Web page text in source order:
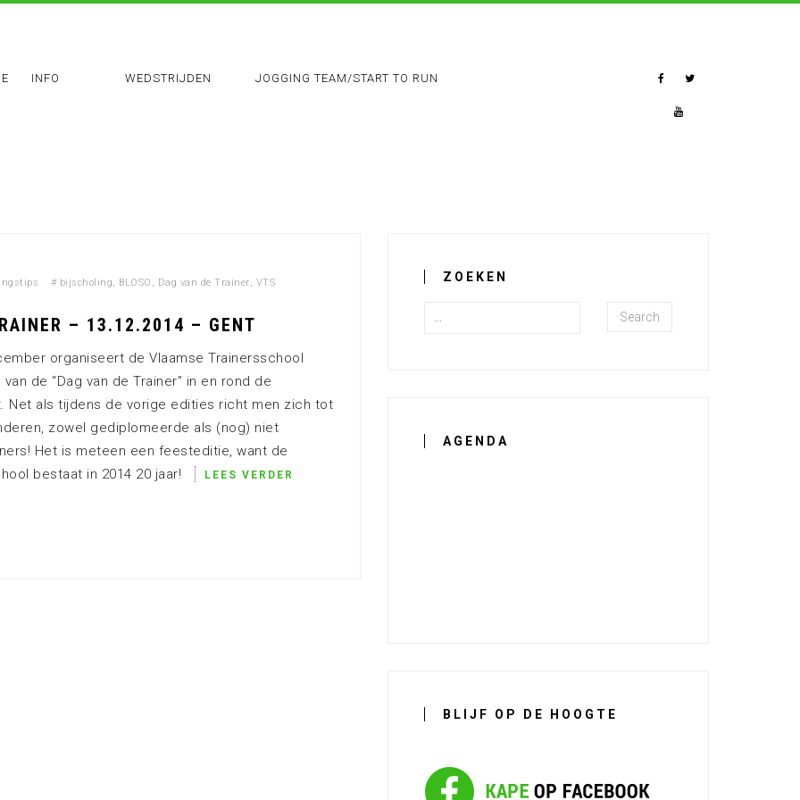
INFO WEDSTRIJDEN JOGGING TEAM/START TO RUN
# bijscholing, BLOSO , Dag van de Trainer, VTS
– 13.12.2014 – GENT
organiseert de Vlaamse Trainersschool
de “Dag van de Trainer” in en rond de
Net als tijdens de vorige edities richt men zich tot
zowel gediplomeerde als (nog) niet
Het is meteen een feesteditie, want de
bestaat in 2014 20 jaar!
LEES VERDER
ZOEKEN
Search
AGENDA
BLIJF OP DE HOOGTE